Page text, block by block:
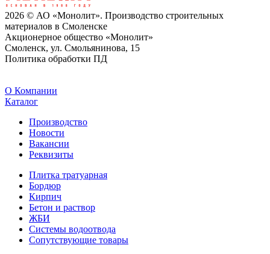
2026 © АО «Монолит». Производство строительных
материалов в Смоленске
Акционерное общество «Монолит»
Смоленск, ул. Смольянинова, 15
Политика обработки ПД
O Компании
Каталог
Производство
Новости
Вакансии
Реквизиты
Плитка тратуарная
Бордюр
Кирпич
Бетон и раствор
ЖБИ
Системы водоотвода
Сопутствующие товары